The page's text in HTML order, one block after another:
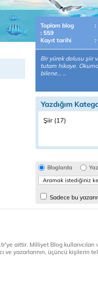
Toplam blog
:
: 559
Kayıt tarihi
:
Bir yürek dolusu şiir
tutam hikaye.
bilene... ..
Yazdığım
Şiir (17)
Bloglarda
Sadece bu
aittir. Milliyet Blog
yazarlarının, üçüncü kişilerin